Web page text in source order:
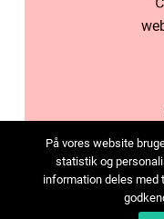
På vores website
statistik og
information deles med